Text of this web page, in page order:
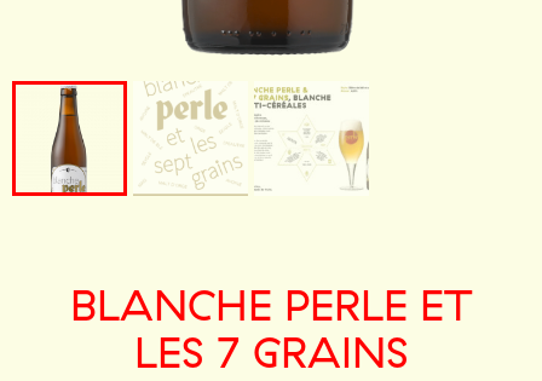
BLANCHE PERLE ET
LES 7 GRAINS